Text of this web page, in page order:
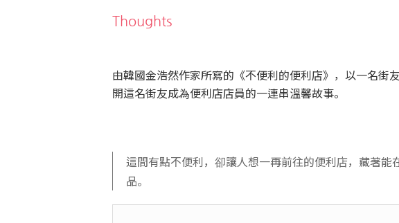
Thoughts
由韓國金浩然作家所寫的《不便利的便利店》，以一名街
開這名街友成為便利店店員的一連串溫馨故事。
這間有點不便利，卻讓人想一再前往的便利店，藏著能
品。